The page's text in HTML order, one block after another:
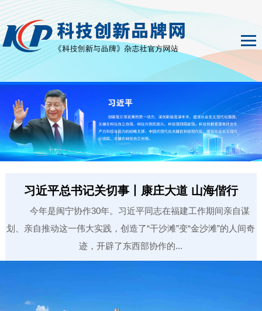
习近平总书记关切事丨康庄大道 山海偕行
今年是闽宁协作30年。习近平同志在福建工作期间亲自谋
划、亲自推动这一伟大实践，创造了“干沙滩”变“金沙滩”的人间奇
迹，开辟了东西部协作的...